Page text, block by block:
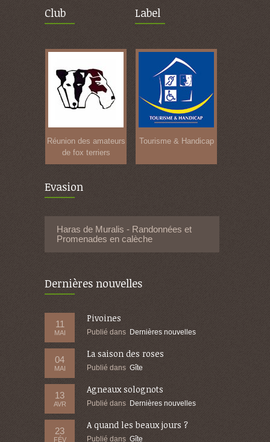
Club
Réunion des amateurs
de fox terriers
Label
Tourisme & Handicap
Evasion
Haras de Muralis - Randonnées et
Promenades en calèche
Dernières nouvelles
11
MAI
Pivoines
Publié dans Dernières nouvelles
04
MAI
La saison des roses
Publié dans Gîte
13
AVR
Agneaux solognots
Publié dans Dernières nouvelles
23
FÉV
A quand les beaux jours ?
Publié dans Gîte